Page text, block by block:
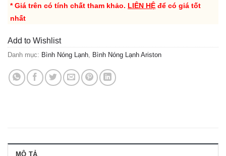
* Giá trên có tính chất tham khảo. LIÊN HỆ để có giá tốt
nhất
Add to Wishlist
Danh mục: Bình Nóng Lạnh, Bình Nóng Lạnh Ariston
MÔ TẢ